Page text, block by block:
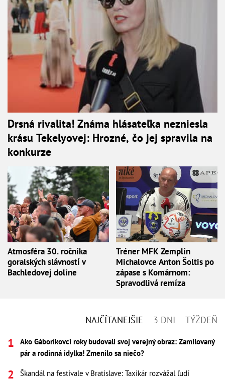
Drsná rivalita! Známa hlásateľka nezniesla
krásu Tekelyovej: Hrozné, čo jej spravila na
konkurze
Atmosféra 30. ročníka
goralských slávností v
Bachledovej doline
Tréner MFK Zemplín
Michalovce Anton Šoltis po
zápase s Komárnom:
Spravodlivá remíza
NAJČÍTANEJŠIE 3 DNI TÝŽDEŇ
Ako Gáboríkovci roky budovali svoj verejný obraz: Zamilovaný
pár a rodinná idylka! Zmenilo sa niečo?
Škandál na festivale v Bratislave: Taxikár rozvážal ľudí